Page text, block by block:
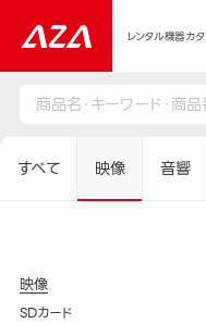
レンタル機器カ
すべて 映像 音響
映像
SDカード